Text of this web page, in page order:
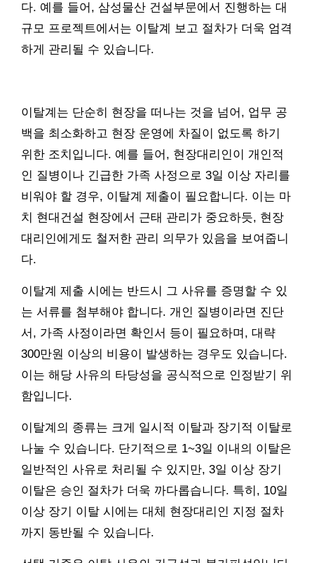
다. 예를 들어, 삼성물산 건설부문에서 진행하는 대
규모 프로젝트에서는 이탈계 보고 절차가 더욱 엄격
하게 관리될 수 있습니다.
이탈계는 단순히 현장을 떠나는 것을 넘어, 업무 공
백을 최소화하고 현장 운영에 차질이 없도록 하기
위한 조치입니다. 예를 들어, 현장대리인이 개인적
인 질병이나 긴급한 가족 사정으로 3일 이상 자리를
비워야 할 경우, 이탈계 제출이 필요합니다. 이는 마
치 현대건설 현장에서 근태 관리가 중요하듯, 현장
대리인에게도 철저한 관리 의무가 있음을 보여줍니
다.
이탈계 제출 시에는 반드시 그 사유를 증명할 수 있
는 서류를 첨부해야 합니다. 개인 질병이라면 진단
서, 가족 사정이라면 확인서 등이 필요하며, 대략
300만원 이상의 비용이 발생하는 경우도 있습니다.
이는 해당 사유의 타당성을 공식적으로 인정받기 위
함입니다.
이탈계의 종류는 크게 일시적 이탈과 장기적 이탈로
나눌 수 있습니다. 단기적으로 1~3일 이내의 이탈은
일반적인 사유로 처리될 수 있지만, 3일 이상 장기
이탈은 승인 절차가 더욱 까다롭습니다. 특히, 10일
이상 장기 이탈 시에는 대체 현장대리인 지정 절차
까지 동반될 수 있습니다.